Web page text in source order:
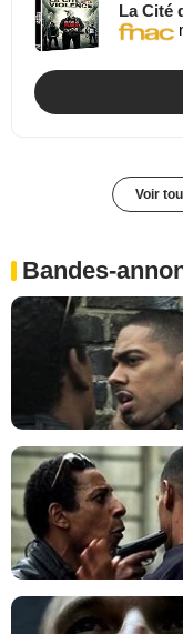
La Cité
Voir
Bandes-